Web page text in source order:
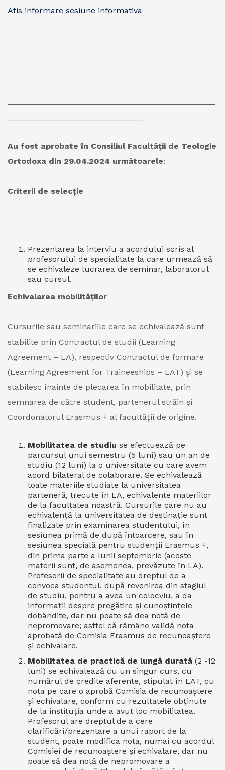
Afis informare sesiune informativa
Au fost aprobate în Consiliul Facultății de Teologie
Ortodoxa din 29.04.2024 următoarele:
Criterii de selecție
Prezentarea la interviu a acordului scris al
profesorului de specialitate la care urmează să
se echivaleze lucrarea de seminar, laboratorul
sau cursul.
Echivalarea mobilităților
Cursurile sau seminariile care se echivalează sunt
stabilite prin Contractul de studii (Learning
Agreement – LA), respectiv Contractul de formare
(Learning Agreement for Traineeships – LAT) și se
stabilesc înainte de plecarea în mobilitate, prin
semnarea de către student, partenerul străin și
Coordonatorul Erasmus + al facultății de origine.
Mobilitatea de studiu se efectuează pe
parcursul unui semestru (5 luni) sau un an de
studiu (12 luni) la o universitate cu care avem
acord bilateral de colaborare. Se echivalează
toate materiile studiate la universitatea
parteneră, trecute în LA, echivalente materiilor
de la facultatea noastră. Cursurile care nu au
echivalență la universitatea de destinație sunt
finalizate prin examinarea studentului, în
sesiunea primă de după întoarcere, sau în
sesiunea specială pentru studenții Erasmus +,
din prima parte a lunii septembrie (aceste
materii sunt, de asemenea, prevăzute în LA).
Profesorii de specialitate au dreptul de a
convoca studentul, după revenirea din stagiul
de studiu, pentru a avea un colocviu, a da
informații despre pregătire și cunoștințele
dobândite, dar nu poate să dea notă de
nepromovare; astfel că rămâne validă nota
aprobată de Comisia Erasmus de recunoaștere
și echivalare.
Mobilitatea de practică de lungă durată (2 -12
luni) se echivalează cu un singur curs, cu
numărul de credite aferente, stipulat în LAT, cu
nota pe care o aprobă Comisia de recunoaștere
și echivalare, conform cu rezultatele obținute
de la instituția unde a avut loc mobilitatea.
Profesorul are dreptul de a cere
clarificări/prezentare a unui raport de la
student, poate modifica nota, numai cu acordul
Comisiei de recunoaștere și echivalare, dar nu
poate să dea notă de nepromovare a